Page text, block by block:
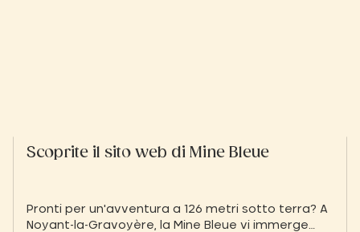
Scoprite il sito web di Mine Bleue
Pronti per un'avventura a 126 metri sotto terra? A
Noyant-la-Gravoyère, la Mine Bleue vi immerge